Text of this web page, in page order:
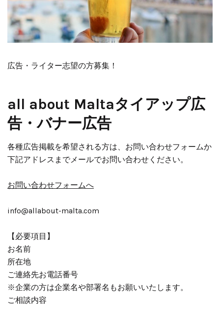
広告・ライター志望の方募集！
all about Maltaタイアップ広
告・バナー広告
各種広告掲載を希望される方は、お問い合わせフォームか
下記アドレスまでメールでお問い合わせください。
お問い合わせフォームへ
info@allabout-malta.com
【必要項目】
お名前
所在地
ご連絡先お電話番号
※企業の方は企業名や部署名もお願いいたします。
ご相談内容